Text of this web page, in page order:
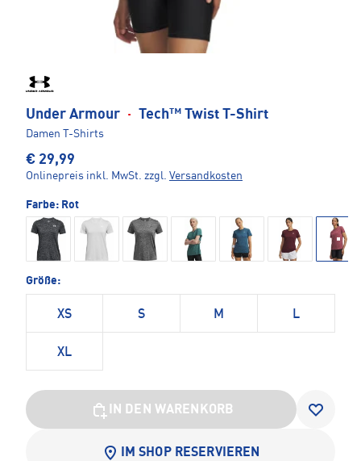
Under Armour · Tech™ Twist T-Shirt
Damen T-Shirts
€ 29,99
Onlinepreis inkl. MwSt. zzgl. Versandkosten
Farbe: Rot
Größe:
XS S M L
XL
IN DEN WARENKORB
IM SHOP RESERVIEREN